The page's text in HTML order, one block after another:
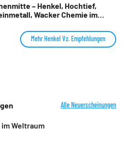
– Henkel, Hochtief,
Wacker Chemie im
Mehr Henkel Vz. Empfehlungen
Alle Neuerscheinungen
Weltraum